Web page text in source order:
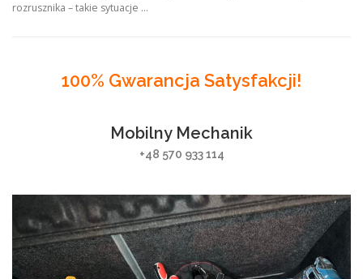
rozrusznika – takie sytuacje …
100% Gwarancja Satysfakcji!
Mobilny Mechanik
+48 570 933 114